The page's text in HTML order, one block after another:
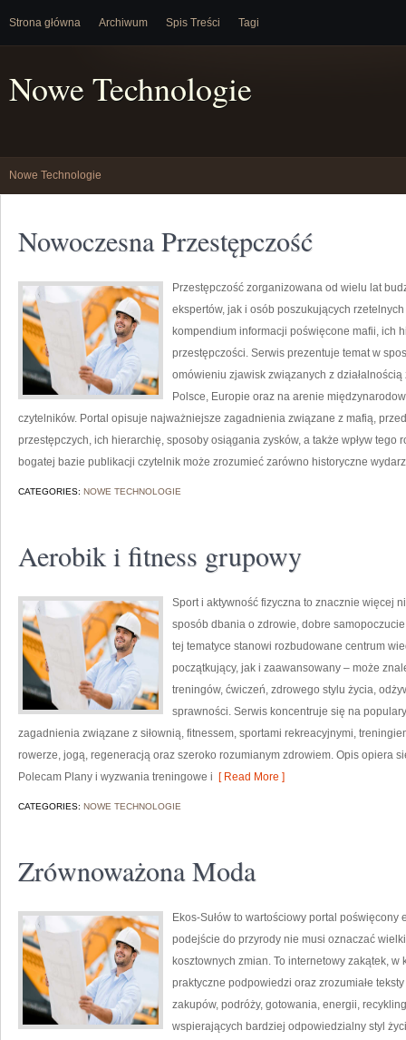
Strona główna Archiwum Spis Treści Tagi
Nowe Technologie
Nowe Technologie
Nowoczesna Przestępczość
Przestępczość zorganizowana od wielu lat
ekspertów, jak i osób poszukujących
kompendium informacji poświęcone mafii, ich
przestępczości. Serwis prezentuje temat w
omówieniu zjawisk związanych z
Polsce, Europie oraz na arenie
czytelników. Portal opisuje najważniejsze zagadnienia związane z mafią,
przestępczych, ich hierarchię, sposoby osiągania zysków, a także wpływ tego
bogatej bazie publikacji czytelnik może zrozumieć zarówno historyczne
CATEGORIES: NOWE TECHNOLOGIE
Aerobik i fitness grupowy
Sport i aktywność fizyczna to znacznie więcej
sposób dbania o zdrowie, dobre
tej tematyce stanowi rozbudowane centrum
początkujący, jak i zaawansowany – może
treningów, ćwiczeń, zdrowego stylu życia,
sprawności. Serwis koncentruje się na
zagadnienia związane z siłownią, fitnessem, sportami rekreacyjnymi,
rowerze, jogą, regeneracją oraz szeroko rozumianym zdrowiem. Opis opiera
Polecam Plany i wyzwania treningowe i [ Read More ]
CATEGORIES: NOWE TECHNOLOGIE
Zrównoważona Moda
Ekos-Sułów to wartościowy portal
podejście do przyrody nie musi oznaczać
kosztownych zmian. To internetowy zakątek,
praktyczne podpowiedzi oraz zrozumiałe
zakupów, podróży, gotowania, energii,
wspierających bardziej odpowiedzialny styl